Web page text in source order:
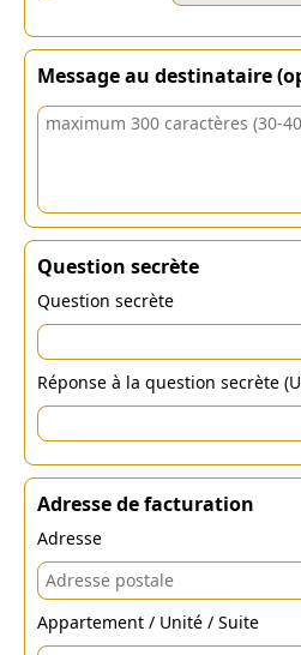
Message au destinataire
Question secrète
Question secrète
Réponse à la question secrète
Adresse de facturation
Adresse
Appartement / Unité / Suite